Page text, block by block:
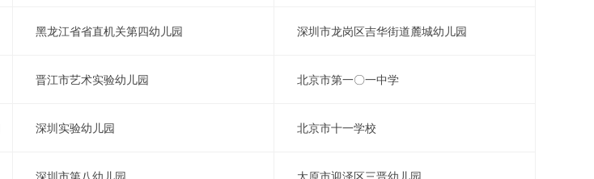
黑龙江省省直机关第四幼儿园 深圳市龙岗区吉华街道麓城幼儿园
晋江市艺术实验幼儿园 北京市第一〇一中学
深圳实验幼儿园 北京市十一学校